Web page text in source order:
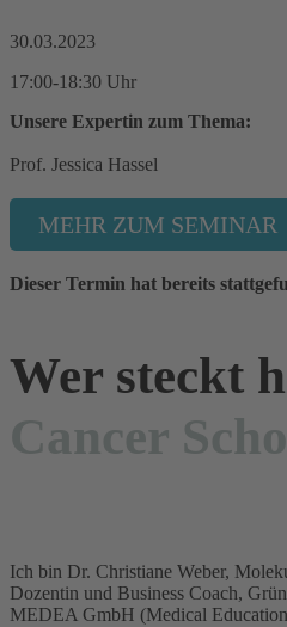
30.03.2023
17:00-18:30 Uhr
Unsere Expertin zum Thema:
Prof. Jessica Hassel
MEHR ZUM SEMINAR
Dieser Termin hat bereits
Wer steckt
Cancer
Ich bin Dr. Christiane Weber,
Dozentin und Business Coach,
MEDEA GmbH (Medical